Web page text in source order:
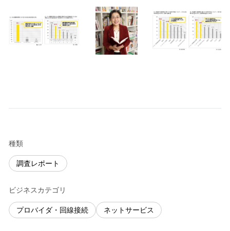
種類
調査レポート
ビジネスカテゴリ
プロバイダ・回線接続 ネットサービス